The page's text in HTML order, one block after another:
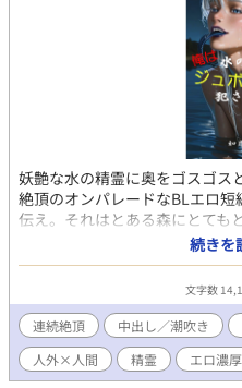
妖艶な水の精霊に奥をゴスゴス
絶頂のオンパレードなBLエロ
伝え。それはとある森にとても
る。その水の精霊は対価さえ
主人公の男は水の精霊を探し求
殺された婚約者を生き返らせた
で来た。そして見つけてしま
精霊は契約に三つの対価がいる
覚』。精霊の長くツルツルと滑
変化を徐々に感じていき……。
続きを
文字数
連続絶頂 中出し／潮吹き
人外×人間
精霊 エロ濃厚